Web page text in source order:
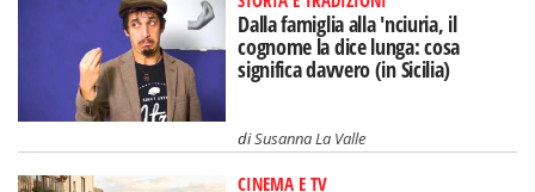
Dalla famiglia alla 'nciuria, il
cognome la dice lunga: cosa
significa davvero (in Sicilia)
diSusanna La Valle
CINEMA E TV